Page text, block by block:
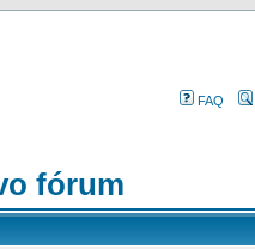
FAQ
fórum